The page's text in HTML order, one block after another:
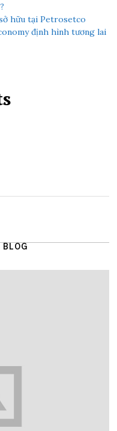
hữu tại Petrosetco
định hình tương lai
BLOG